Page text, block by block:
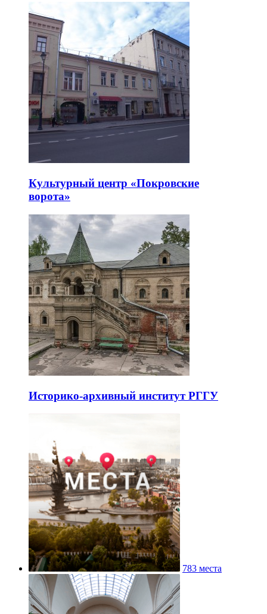
Культурный центр «Покровские
ворота»
Историко-архивный институт РГГУ
783 места